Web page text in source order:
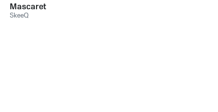
Mascaret
SkeeQ